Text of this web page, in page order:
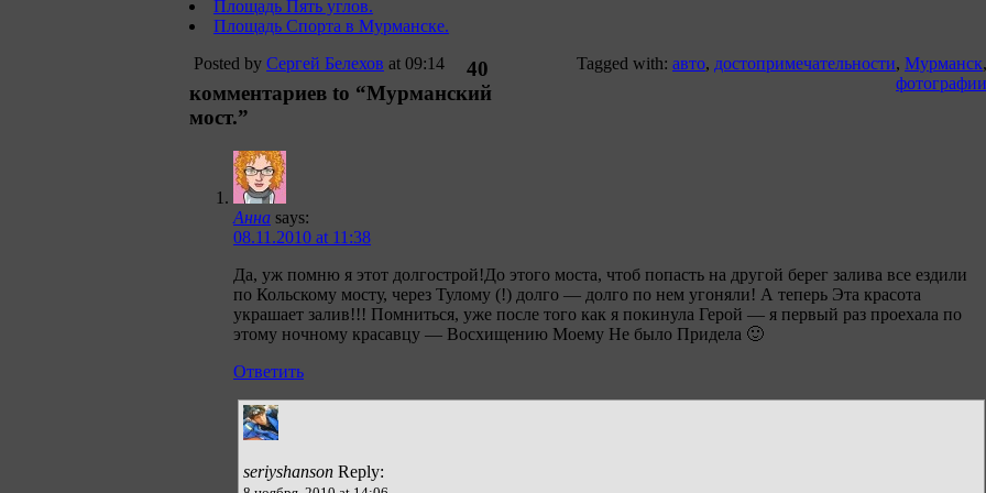
Площадь Пять углов.
Площадь Спорта в Мурманске.
Posted by Сергей Белехов at 09:14 Tagged with: авто, достопримечательности, Мурманск,
фотографии
40
комментариев to “Мурманский
мост.”
Анна says:
08.11.2010 at 11:38
Да, уж помню я этот долгострой!До этого моста, чтоб попасть на другой берег залива все ездили
по Кольскому мосту, через Тулому (!) долго — долго по нем угоняли! А теперь Эта красота
украшает залив!!! Помниться, уже после того как я покинула Герой — я первый раз проехала по
этому ночному красавцу — Восхищению Моему Не было Придела 🙂
Ответить
seriyshanson Reply: